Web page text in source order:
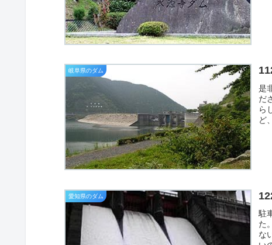
岐阜県のダム
是
だ
ら
ど
愛知県のダム
駐
た
な